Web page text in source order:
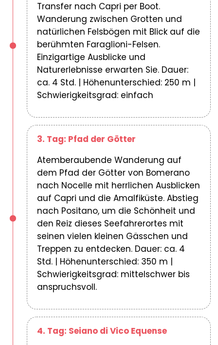
Transfer nach Capri per Boot.
Wanderung zwischen Grotten und
natürlichen Felsbögen mit Blick auf die
berühmten Faraglioni-Felsen.
Einzigartige Ausblicke und
Naturerlebnisse erwarten Sie. Dauer:
ca. 4 Std. | Höhenunterschied: 250 m |
Schwierigkeitsgrad: einfach
3. Tag: Pfad der Götter
Atemberaubende Wanderung auf
dem Pfad der Götter von Bomerano
nach Nocelle mit herrlichen Ausblicken
auf Capri und die Amalfiküste. Abstieg
nach Positano, um die Schönheit und
den Reiz dieses Seefahrerortes mit
seinen vielen kleinen Gässchen und
Treppen zu entdecken. Dauer: ca. 4
Std. | Höhenunterschied: 350 m |
Schwierigkeitsgrad: mittelschwer bis
anspruchsvoll.
4. Tag: Seiano di Vico Equense